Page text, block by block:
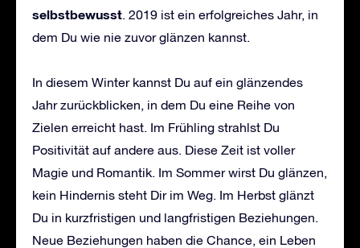
selbstbewusst. 2019 ist ein erfolgreiches Jahr, in
dem Du wie nie zuvor glänzen kannst.
In diesem Winter kannst Du auf ein glänzendes
Jahr zurückblicken, in dem Du eine Reihe von
Zielen erreicht hast. Im Frühling strahlst Du
Positivität auf andere aus. Diese Zeit ist voller
Magie und Romantik. Im Sommer wirst Du glänzen,
kein Hindernis steht Dir im Weg. Im Herbst glänzt
Du in kurzfristigen und langfristigen Beziehungen.
Neue Beziehungen haben die Chance, ein Leben